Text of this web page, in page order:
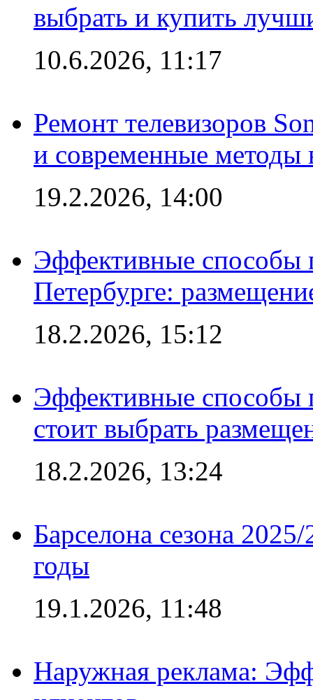
выбрать и купить
10.6.2026, 11:17
Ремонт телевизоров
и современные методы
19.2.2026, 14:00
Эффективные способы
Петербурге:
18.2.2026, 15:12
Эффективные способы
стоит выбрать
18.2.2026, 13:24
Барселона сезона
годы
19.1.2026, 11:48
Наружная реклама: